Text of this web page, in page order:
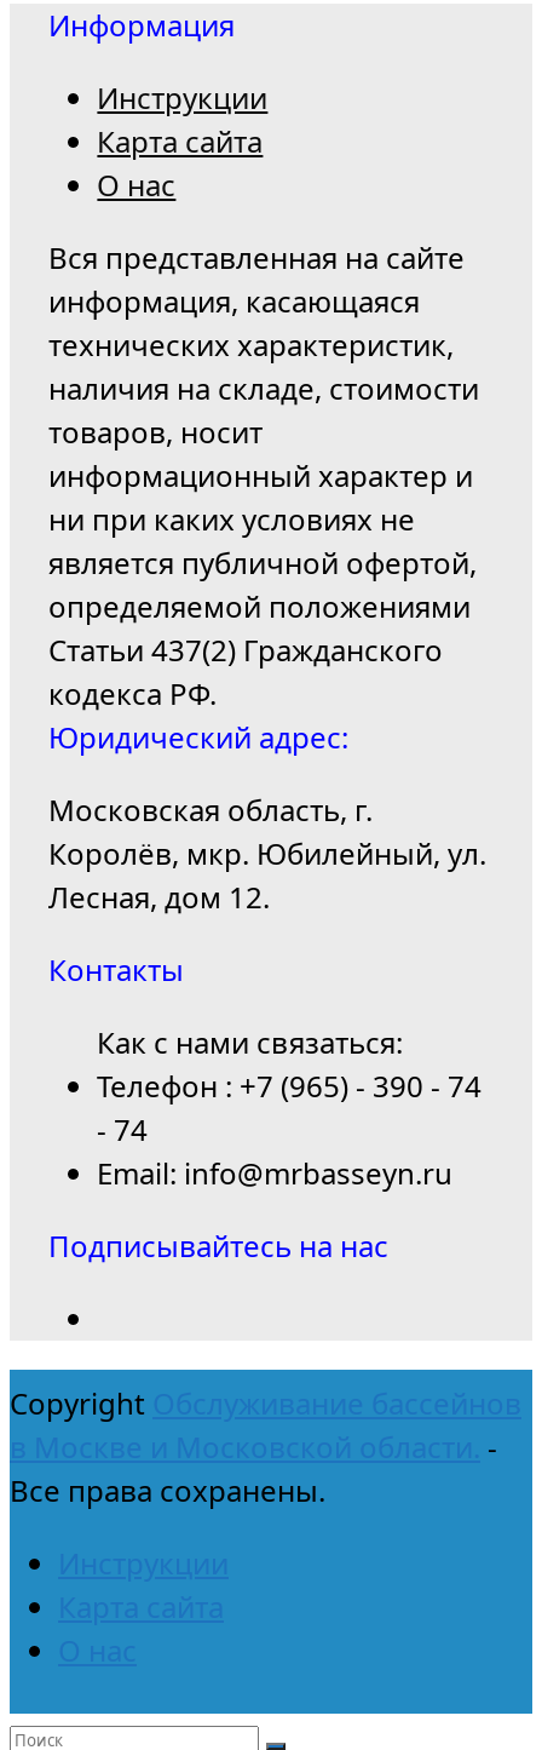
Информация
Инструкции
Карта сайта
О нас
Вся представленная на сайте
информация, касающаяся
технических характеристик,
наличия на складе, стоимости
товаров, носит
информационный характер и
ни при каких условиях не
является публичной офертой,
определяемой положениями
Статьи 437(2) Гражданского
кодекса РФ.
Юридический адрес:
Московская область, г.
Королёв, мкр. Юбилейный, ул.
Лесная, дом 12.
Контакты
Как с нами связаться:
Телефон : +7 (965) - 390 - 74
- 74
Email: info@mrbasseyn.ru
Подписывайтесь на нас
Copyright Обслуживание бассейнов
в Москве и Московской области. -
Все права сохранены.
Инструкции
Карта сайта
О нас